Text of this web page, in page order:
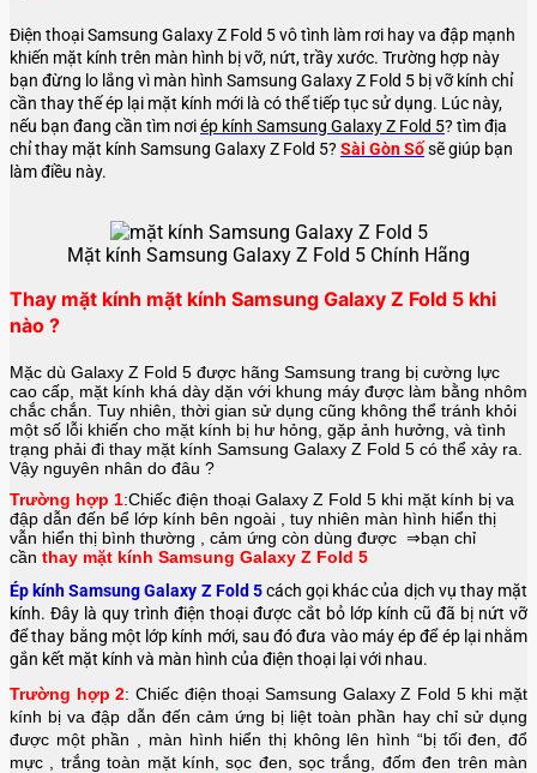
Điện thoại Samsung Galaxy Z Fold 5 vô tình làm rơi hay va đập mạnh
khiến mặt kính trên màn hình bị vỡ, nứt, trầy xước. Trường hợp này
bạn đừng lo lắng vì màn hình Samsung Galaxy Z Fold 5 bị vỡ kính chỉ
cần thay thế ép lại mặt kính mới là có thể tiếp tục sử dụng. Lúc này,
nếu bạn đang cần tìm nơiép kính Samsung Galaxy Z Fold 5? tìm địa
chỉ thay mặt kính Samsung Galaxy Z Fold 5? Sài Gòn Sốsẽ giúp bạn
làm điều này.
Mặt kính Samsung Galaxy Z Fold 5 Chính Hãng
Thay mặt kính mặt kính Samsung Galaxy Z Fold 5 khi
nào ?
Mặc dù Galaxy Z Fold 5 được hãng Samsung trang bị cường lực
cao cấp, mặt kính khá dày dặn với khung máy được làm bằng nhôm
chắc chắn. Tuy nhiên, thời gian sử dụng cũng không thể tránh khỏi
một số lỗi khiến cho mặt kính bị hư hỏng, gặp ảnh hưởng, và tình
trạng phải đi thay mặt kính Samsung Galaxy Z Fold 5 có thể xảy ra.
Vậy nguyên nhân do đâu ?
Trường hợp 1:Chiếc điện thoại Galaxy Z Fold 5 khi mặt kính bị va
đập dẫn đến bể lớp kính bên ngoài , tuy nhiên màn hình hiển thị
vẫn hiển thị bình thường , cảm ứng còn dùng được ⇒bạn chỉ
cần thay mặt kính Samsung Galaxy Z Fold 5
Ép kính Samsung Galaxy Z Fold 5cách gọi khác của dịch vụ thay mặt
kính. Đây là quy trình điện thoại được cắt bỏ lớp kính cũ đã bị nứt vỡ
để thay bằng một lớp kính mới, sau đó đưa vào máy ép để ép lại nhằm
gắn kết mặt kính và màn hình của điện thoại lại với nhau.
Trường hợp 2: Chiếc điện thoạiSamsung Galaxy Z Fold 5 khi mặt
kính bị va đập dẫn đến cảm ứng bị liệt toàn phần hay chỉ sử dụng
được một phần , màn hình hiển thị không lên hình “bị tối đen, đổ
mực , trắng toàn mặt kính, sọc đen, sọc trắng, đốm đen trên màn